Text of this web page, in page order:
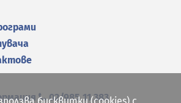
02/985 11 383